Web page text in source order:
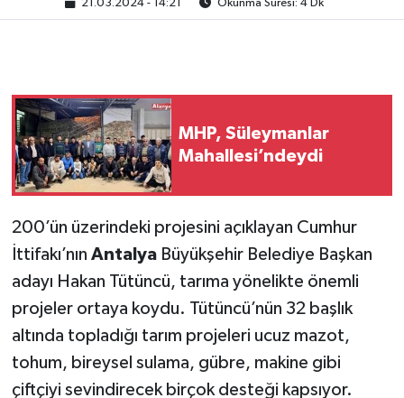
21.03.2024 - 14:21 Okunma Süresi: 4 Dk
MHP, Süleymanlar
Mahallesi’ndeydi
200’ün üzerindeki projesini açıklayan Cumhur
İttifakı’nın AntalyaBüyükşehir Belediye Başkan
adayı Hakan Tütüncü, tarıma yönelikte önemli
projeler ortaya koydu. Tütüncü’nün 32 başlık
altında topladığı tarım projeleri ucuz mazot,
tohum, bireysel sulama, gübre, makine gibi
çiftçiyi sevindirecek birçok desteği kapsıyor.